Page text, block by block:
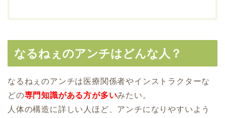
なるねぇのアンチはどんな人？
なるねぇのアンチは医療関係者やインストラクターな
どの専門知識がある方が多いみたい。
人体の構造に詳しい人ほど、アンチになりやすいよう